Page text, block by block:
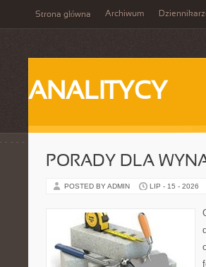
Strona główna Archiwum
ANALITYCY
PORADY DLA
POSTED BY ADMIN LIP - 15 - 2026